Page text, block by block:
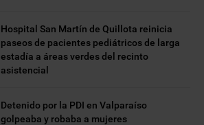
Hospital San Martín de Quillota reinicia
paseos de pacientes pediátricos de larga
estadía a áreas verdes del recinto
asistencial
Detenido por la PDI en Valparaíso
golpeaba y robaba a mujeres